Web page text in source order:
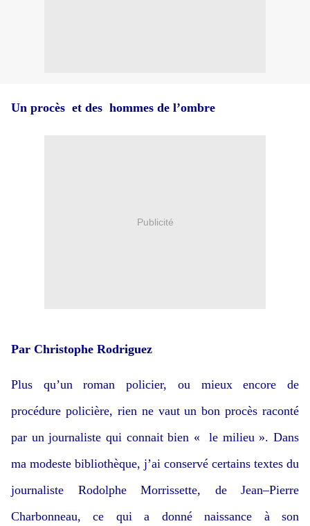
Un procès et des hommes de l’ombre
Publicité
Par Christophe Rodriguez
Plus qu’un roman policier, ou mieux encore de
procédure policière, rien ne vaut un bon procès raconté
par un journaliste qui connait bien « le milieu ». Dans
ma modeste bibliothèque, j’ai conservé certains textes du
journaliste Rodolphe Morrissette, de Jean–Pierre
Charbonneau, ce qui a donné naissance à son